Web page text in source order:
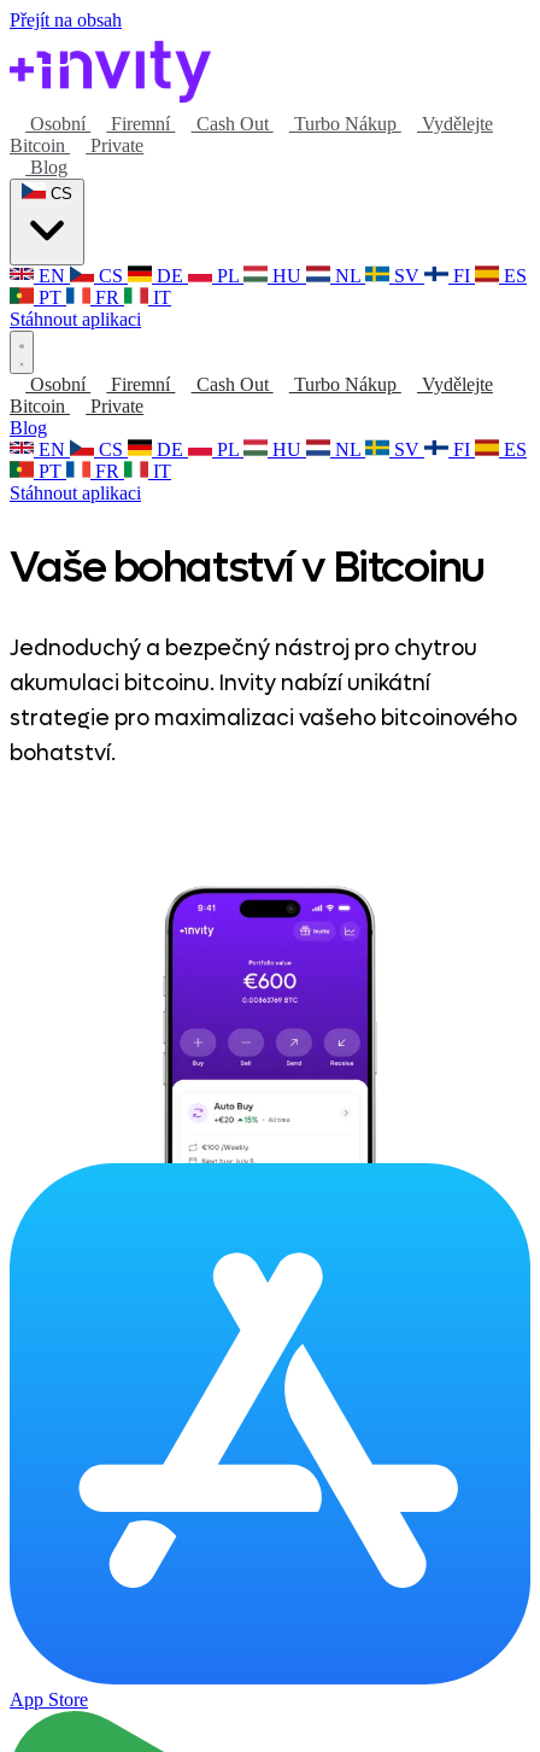
Přejít na obsah
Osobní Firemní Cash Out Turbo Nákup
Vydělejte
Bitcoin
Private
Blog
EN CS DE PL HU NL SV FI
ES
PT
FR
IT
Stáhnout aplikaci
Osobní Firemní Cash Out Turbo Nákup
Vydělejte
Bitcoin
Private
Blog
EN
CS DE PL HU NL SV FI
ES
PT
FR
IT
Stáhnout aplikaci
Vaše bohatství v Bitcoinu
Jednoduchý a bezpečný nástroj pro chytrou
akumulaci bitcoinu. Invity nabízí unikátní
strategie pro maximalizaci vašeho bitcoinového
bohatství.
App Store